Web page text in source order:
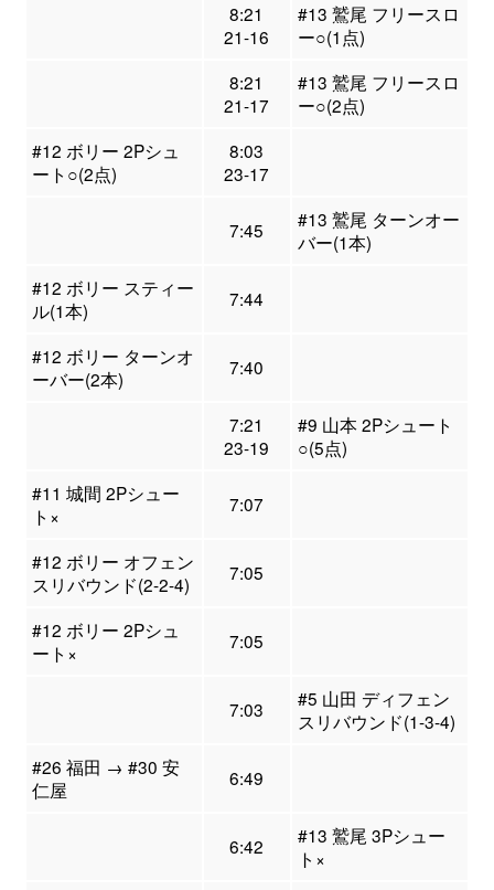
8:21
21-16
#13 鷲尾 フリースロ
ー○(1点)
8:21
21-17
#13 鷲尾 フリースロ
ー○(2点)
#12 ボリー 2Pシュ
ート○(2点)
8:03
23-17
7:45
#13 鷲尾 ターンオー
バー(1本)
#12 ボリー スティー
ル(1本)
7:44
#12 ボリー ターンオ
ーバー(2本)
7:40
7:21
23-19
#9 山本 2Pシュート
○(5点)
#11 城間 2Pシュー
ト×
7:07
#12 ボリー オフェン
スリバウンド(2-2-4)
7:05
#12 ボリー 2Pシュ
ート×
7:05
7:03
#5 山田 ディフェン
スリバウンド(1-3-4)
#26 福田 → #30 安
仁屋
6:49
6:42
#13 鷲尾 3Pシュー
ト×